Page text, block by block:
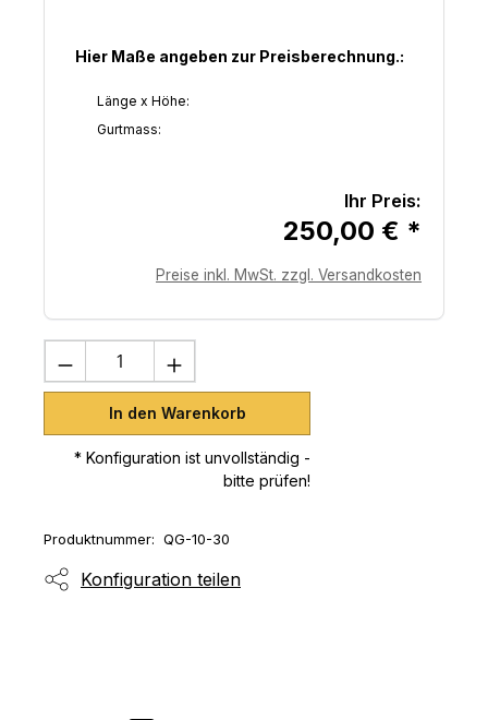
Hier Maße angeben zur Preisberechnung.:
Länge x Höhe:
Gurtmass:
Ihr Preis:
250,00 € *
Preise inkl. MwSt. zzgl. Versandkosten
Produkt Anzahl: Gib den
In den Warenkorb
* Konfiguration ist unvollständig -
bitte prüfen!
Produktnummer: QG-10-30
Konfiguration teilen